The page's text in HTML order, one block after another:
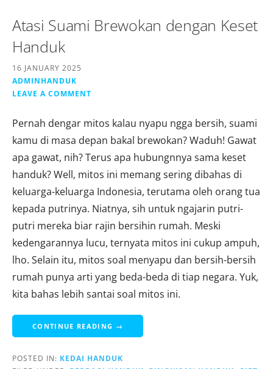
Atasi Suami Brewokan dengan Keset
Handuk
16 JANUARY 2025
ADMINHANDUK
LEAVE A COMMENT
Pernah dengar mitos kalau nyapu ngga bersih, suami
kamu di masa depan bakal brewokan? Waduh! Gawat
apa gawat, nih? Terus apa hubungnnya sama keset
handuk? Well, mitos ini memang sering dibahas di
keluarga-keluarga Indonesia, terutama oleh orang tua
kepada putrinya. Niatnya, sih untuk ngajarin putri-
putri mereka biar rajin bersihin rumah. Meski
kedengarannya lucu, ternyata mitos ini cukup ampuh,
lho. Selain itu, mitos soal menyapu dan bersih-bersih
rumah punya arti yang beda-beda di tiap negara. Yuk,
kita bahas lebih santai soal mitos ini.
CONTINUE READING →
POSTED IN: KEDAI HANDUK